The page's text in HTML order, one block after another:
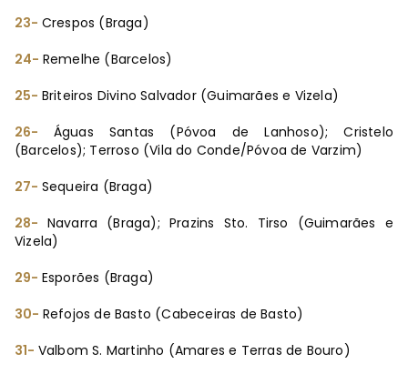
23- Crespos (Braga)
24- Remelhe (Barcelos)
25- Briteiros Divino Salvador (Guimarães e Vizela)
26- Águas Santas (Póvoa de Lanhoso); Cristelo
(Barcelos); Terroso (Vila do Conde/Póvoa de Varzim)
27- Sequeira (Braga)
28- Navarra (Braga); Prazins Sto. Tirso (Guimarães e
Vizela)
29- Esporões (Braga)
30- Refojos de Basto (Cabeceiras de Basto)
31- Valbom S. Martinho (Amares e Terras de Bouro)